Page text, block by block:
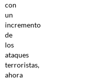
con
un
incremento
de
los
ataques
terroristas,
ahora